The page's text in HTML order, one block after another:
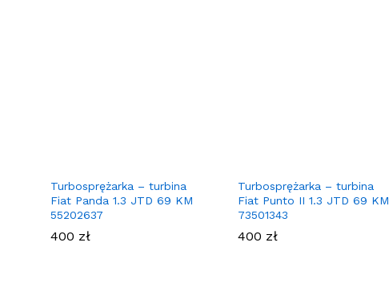
Turbosprężarka – turbina
Fiat Panda 1.3 JTD 69 KM
55202637
400 zł
Turbosprężarka – turbina
Fiat Punto II 1.3 JTD 69 KM
73501343
400 zł